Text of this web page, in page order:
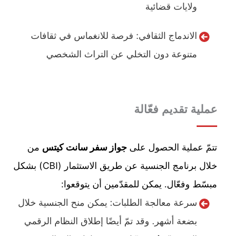
ولايات قضائية
الاندماج الثقافي: فرصة للانغماس في ثقافات
متنوعة دون التخلي عن التراث الشخصي
عملية تقديم فعّالة
تتمّ عملية الحصول على جواز سفر سانت كيتس من
خلال برنامج الجنسية عن طريق الاستثمار (CBI) بشكل
مبسّط وفعّال. يمكن للمقدّمين أن يتوقعوا:
سرعة معالجة الطلبات: يمكن منح الجنسية خلال
بضعة أشهر. وقد تمّ أيضًا إطلاق النظام الرقمي